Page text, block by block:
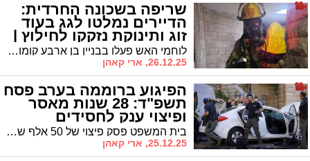
שריפה בשכונה החרדית:
הדיירים נמלטו לגג בעוד
זוג ותינוקת נזקקו לחילוץ |
צפו לוחמי האש פעלו בבניין בן ארבע קומות • ארבעה נפגעים משאיפת עשן פונו לבית החולים הדסה • צפו ברגעי החילוץ הדרמטיים
26.12.25, ארי קאהן
הפיגוע ברוממה בערב פסח
תשפ"ד: 28 שנות מאסר
ופיצוי ענק לחסידים
שנפגעו בית המשפט פסק פיצוי של 50 אלף שקלים לנפגעים • בפיגוע בו נפצעו 3 צעירים התרחש נס כאשר למחבלים נוצר מעצור בנשק • בפנים: תזכורת והתיעוד המצמרר
25.12.25, ארי קאהן